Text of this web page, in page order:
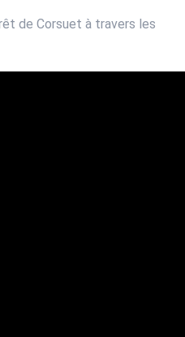
de Corsuet à travers les